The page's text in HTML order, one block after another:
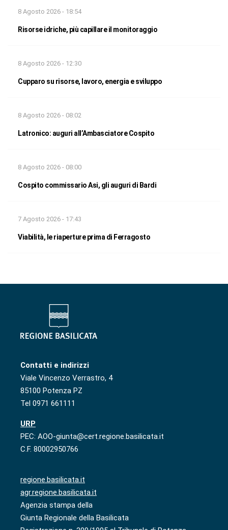
8 Agosto 2026 - 18:54
Risorse idriche, più capillare il monitoraggio
8 Agosto 2026 - 12:30
Cupparo su risorse, lavoro, energia e sviluppo
8 Agosto 2026 - 08:02
Latronico: auguri all’Ambasciatore Cospito
8 Agosto 2026 - 08:00
Cospito commissario Asi, gli auguri di Bardi
7 Agosto 2026 - 17:43
Viabilità, le riaperture prima di Ferragosto
Contatti e indirizzi
Viale Vincenzo Verrastro, 4
85100 Potenza PZ
Tel 0971 661111
URP
PEC: AOO-giunta@cert.regione.basilicata.it
C.F. 80002950766
regione.basilicata.it
agr.regione.basilicata.it
Agenzia stampa della
Giunta Regionale della Basilicata